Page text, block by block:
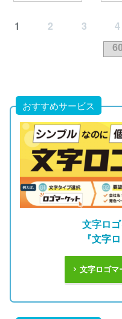
1 2 3 4
おすすめサービス
文字ロ
『文字
文字ロゴマ